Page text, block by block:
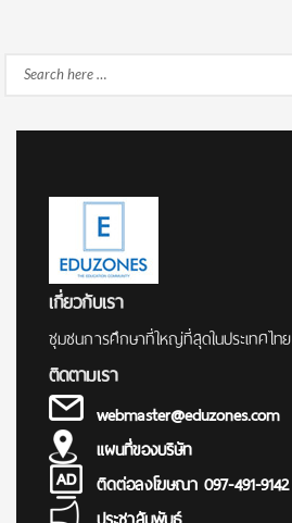
Search
เกี่ยวกับเรา
ชุมชนการศึกษาที่ใหญ่ที่สุดในประเทศไทย
ติดตามเรา
webmaster@eduzones.com
แผนที่ของบริษัท
ติดต่อลงโฆษณา 097-491-9142